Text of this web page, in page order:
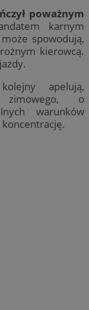
poważnym
karnym
spowodują,
kierowcą.
apelują,
zimowego, o
warunków